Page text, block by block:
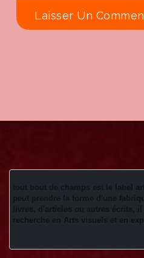
tout bout de champs est le label
peut prendre la forme d'une
livres, d'articles ou autres écrits,
recherche en Arts visuels et en